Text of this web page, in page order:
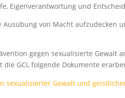
Eigenverantwortung und
von Macht aufzudecken
gegen sexualisierte
die GCL folgende Dokumente
sexualisierter Gewalt und